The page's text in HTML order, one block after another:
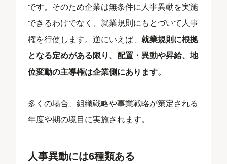
です。そのため企業は無条件に人事異動を実施
できるわけでなく、就業規則にもとづいて人事
権を行使します。逆にいえば、就業規則に根拠
となる定めがある限り、配置・異動や昇給、地
位変動の主導権は企業側にあります。
多くの場合、組織戦略や事業戦略が策定される
年度や期の境目に実施されます。
人事異動には6種類ある